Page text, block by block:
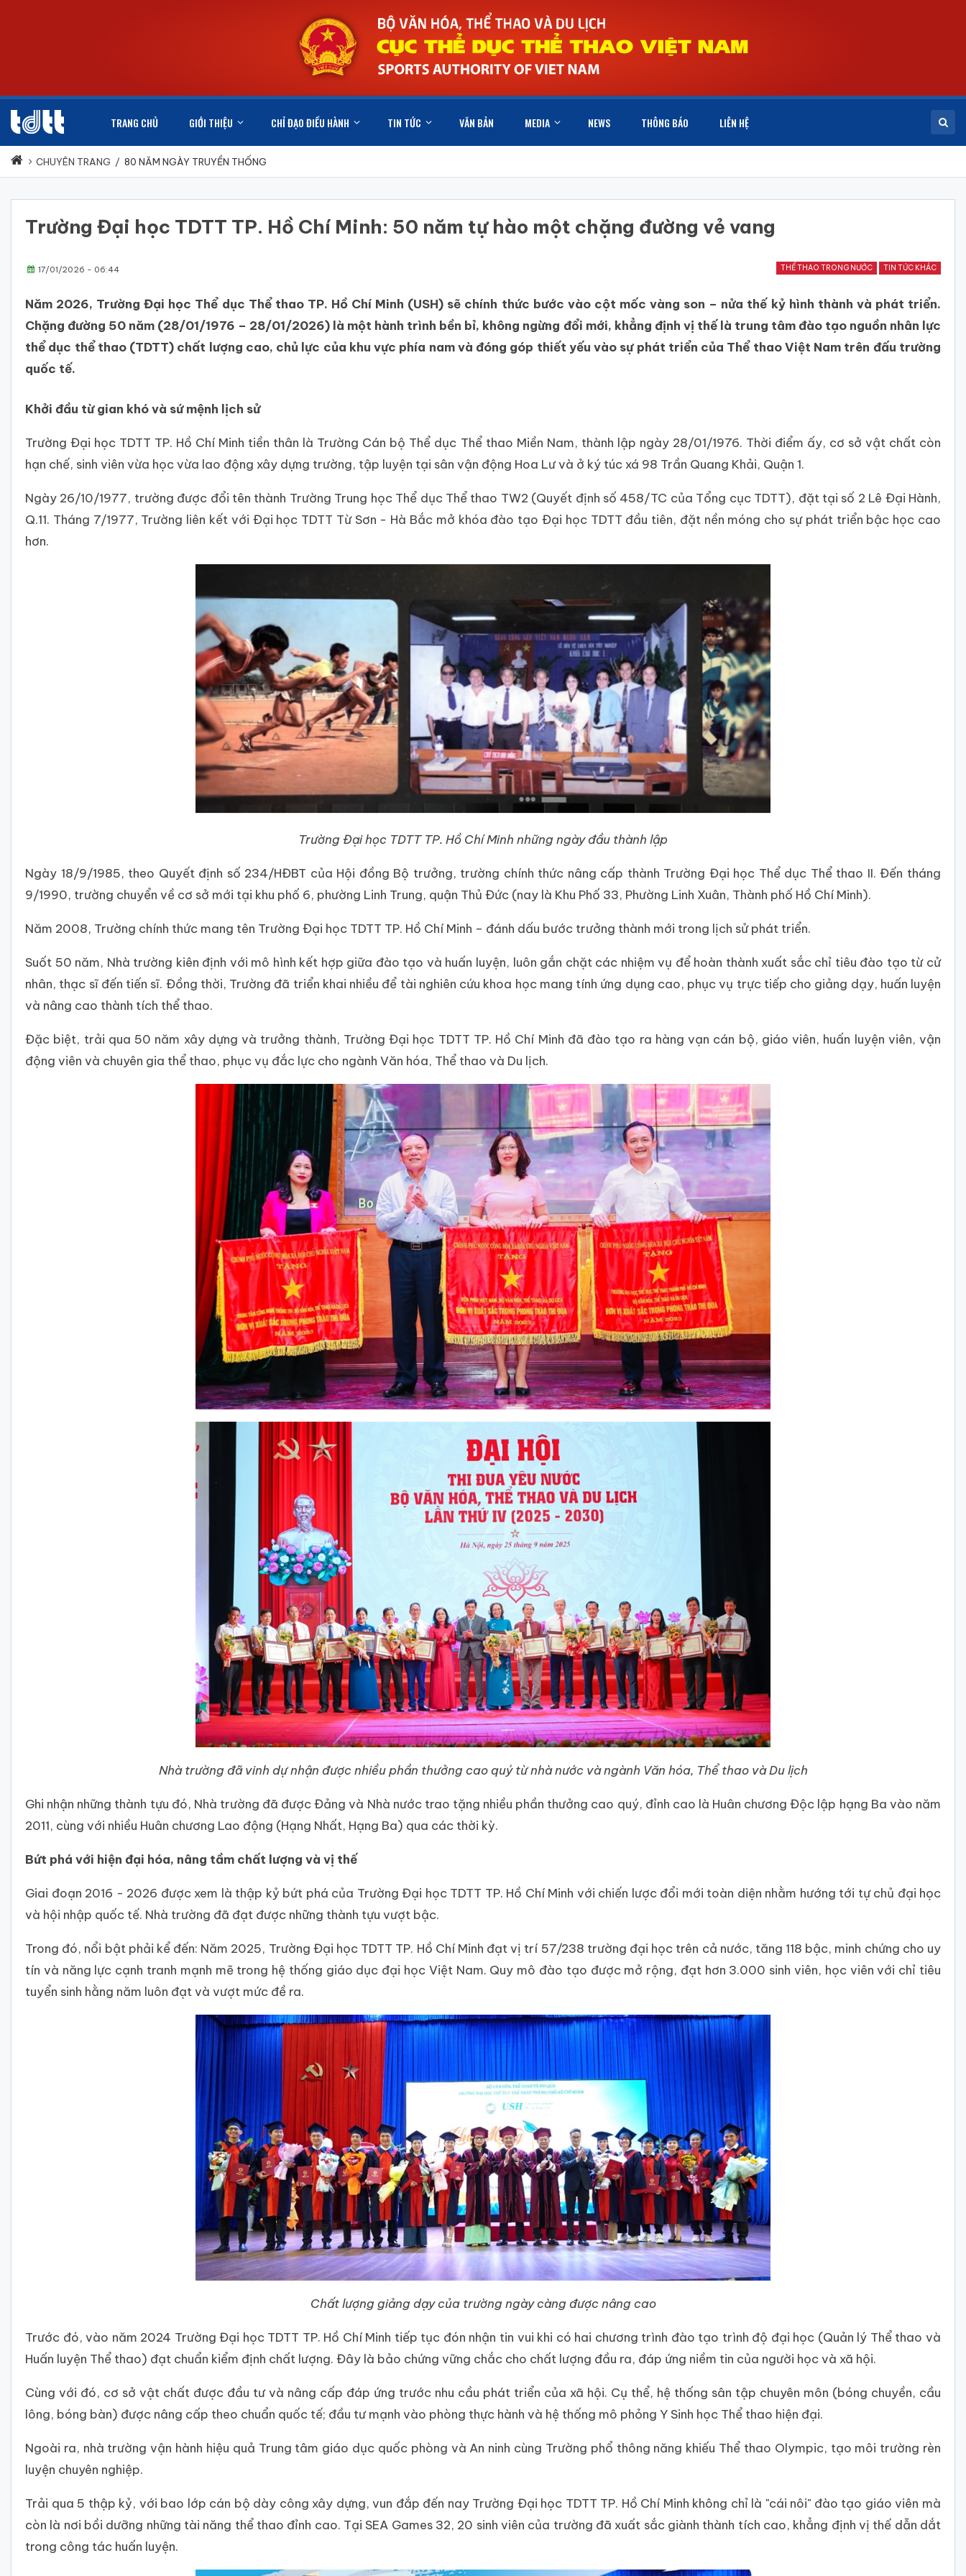
TRANG CHỦ GIỚI THIỆU CHỈ ĐẠO ĐIỀU HÀNH TIN TỨC VĂN BẢN MEDIA NEWS THÔNG BÁO LIÊN HỆ
CHUYÊN TRANG / 80 NĂM NGÀY TRUYỀN THỐNG
Trường Đại học TDTT TP. Hồ Chí Minh: 50 năm tự hào một chặng đường vẻ vang
THỂ THAO TRONG NƯỚC TIN TỨC KHÁC
17/01/2026 - 06:44
Năm 2026, Trường Đại học Thể dục Thể thao TP. Hồ Chí Minh (USH) sẽ chính thức bước vào cột mốc vàng son – nửa thế kỷ hình thành và phát triển.
Chặng đường 50 năm (28/01/1976 – 28/01/2026) là một hành trình bền bỉ, không ngừng đổi mới, khẳng định vị thế là trung tâm đào tạo nguồn nhân lực
thể dục thể thao (TDTT) chất lượng cao, chủ lực của khu vực phía nam và đóng góp thiết yếu vào sự phát triển của Thể thao Việt Nam trên đấu trường
quốc tế.
Khởi đầu từ gian khó và sứ mệnh lịch sử
Trường Đại học TDTT TP. Hồ Chí Minh tiền thân là Trường Cán bộ Thể dục Thể thao Miền Nam, thành lập ngày 28/01/1976. Thời điểm ấy, cơ sở vật chất còn
hạn chế, sinh viên vừa học vừa lao động xây dựng trường, tập luyện tại sân vận động Hoa Lư và ở ký túc xá 98 Trần Quang Khải, Quận 1.
Ngày 26/10/1977, trường được đổi tên thành Trường Trung học Thể dục Thể thao TW2 (Quyết định số 458/TC của Tổng cục TDTT), đặt tại số 2 Lê Đại Hành,
Q.11. Tháng 7/1977, Trường liên kết với Đại học TDTT Từ Sơn - Hà Bắc mở khóa đào tạo Đại học TDTT đầu tiên, đặt nền móng cho sự phát triển bậc học cao
hơn.
Trường Đại học TDTT TP. Hồ Chí Minh những ngày đầu thành lập
Ngày 18/9/1985, theo Quyết định số 234/HĐBT của Hội đồng Bộ trưởng, trường chính thức nâng cấp thành Trường Đại học Thể dục Thể thao II. Đến tháng
9/1990, trường chuyển về cơ sở mới tại khu phố 6, phường Linh Trung, quận Thủ Đức (nay là Khu Phố 33, Phường Linh Xuân, Thành phố Hồ Chí Minh).
Năm 2008, Trường chính thức mang tên Trường Đại học TDTT TP. Hồ Chí Minh – đánh dấu bước trưởng thành mới trong lịch sử phát triển.
Suốt 50 năm, Nhà trường kiên định với mô hình kết hợp giữa đào tạo và huấn luyện, luôn gắn chặt các nhiệm vụ để hoàn thành xuất sắc chỉ tiêu đào tạo từ cử
nhân, thạc sĩ đến tiến sĩ. Đồng thời, Trường đã triển khai nhiều để tài nghiên cứu khoa học mang tính ứng dụng cao, phục vụ trực tiếp cho giảng dạy, huấn luyện
và nâng cao thành tích thể thao.
Đặc biệt, trải qua 50 năm xây dựng và trưởng thành, Trường Đại học TDTT TP. Hồ Chí Minh đã đào tạo ra hàng vạn cán bộ, giáo viên, huấn luyện viên, vận
động viên và chuyên gia thể thao, phục vụ đắc lực cho ngành Văn hóa, Thể thao và Du lịch.
Nhà trường đã vinh dự nhận được nhiều phần thưởng cao quý từ nhà nước và ngành Văn hóa, Thể thao và Du lịch
Ghi nhận những thành tựu đó, Nhà trường đã được Đảng và Nhà nước trao tặng nhiều phần thưởng cao quý, đỉnh cao là Huân chương Độc lập hạng Ba vào năm
2011, cùng với nhiều Huân chương Lao động (Hạng Nhất, Hạng Ba) qua các thời kỳ.
Bứt phá với hiện đại hóa, nâng tầm chất lượng và vị thế
Giai đoạn 2016 - 2026 được xem là thập kỷ bứt phá của Trường Đại học TDTT TP. Hồ Chí Minh với chiến lược đổi mới toàn diện nhằm hướng tới tự chủ đại học
và hội nhập quốc tế. Nhà trường đã đạt được những thành tựu vượt bậc.
Trong đó, nổi bật phải kể đến: Năm 2025, Trường Đại học TDTT TP. Hồ Chí Minh đạt vị trí 57/238 trường đại học trên cả nước, tăng 118 bậc, minh chứng cho uy
tín và năng lực cạnh tranh mạnh mẽ trong hệ thống giáo dục đại học Việt Nam. Quy mô đào tạo được mở rộng, đạt hơn 3.000 sinh viên, học viên với chỉ tiêu
tuyển sinh hằng năm luôn đạt và vượt mức đề ra.
Chất lượng giảng dạy của trường ngày càng được nâng cao
Trước đó, vào năm 2024 Trường Đại học TDTT TP. Hồ Chí Minh tiếp tục đón nhận tin vui khi có hai chương trình đào tạo trình độ đại học (Quản lý Thể thao và
Huấn luyện Thể thao) đạt chuẩn kiểm định chất lượng. Đây là bảo chứng vững chắc cho chất lượng đầu ra, đáp ứng niềm tin của người học và xã hội.
Cùng với đó, cơ sở vật chất được đầu tư và nâng cấp đáp ứng trước nhu cầu phát triển của xã hội. Cụ thể, hệ thống sân tập chuyên môn (bóng chuyền, cầu
lông, bóng bàn) được nâng cấp theo chuẩn quốc tế; đầu tư mạnh vào phòng thực hành và hệ thống mô phỏng Y Sinh học Thể thao hiện đại.
Ngoài ra, nhà trường vận hành hiệu quả Trung tâm giáo dục quốc phòng và An ninh cùng Trường phổ thông năng khiếu Thể thao Olympic, tạo môi trường rèn
luyện chuyên nghiệp.
Trải qua 5 thập kỷ, với bao lớp cán bộ dày công xây dựng, vun đắp đến nay Trường Đại học TDTT TP. Hồ Chí Minh không chỉ là "cái nôi" đào tạo giáo viên mà
còn là nơi bồi dưỡng những tài năng thể thao đỉnh cao. Tại SEA Games 32, 20 sinh viên của trường đã xuất sắc giành thành tích cao, khẳng định vị thế dẫn dắt
trong công tác huấn luyện.